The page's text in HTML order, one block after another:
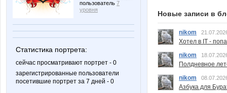
пользователь 7
уровня
Статистика портрета:
сейчас просматривают портрет - 0
зарегистрированные пользователи
посетившие портрет за 7 дней - 0
Новые записи в
nikom
Хотел в IT -
nikom
Полдневное
nikom
Азбука для